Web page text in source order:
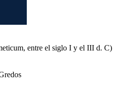
entre el siglo I y el III d. C)